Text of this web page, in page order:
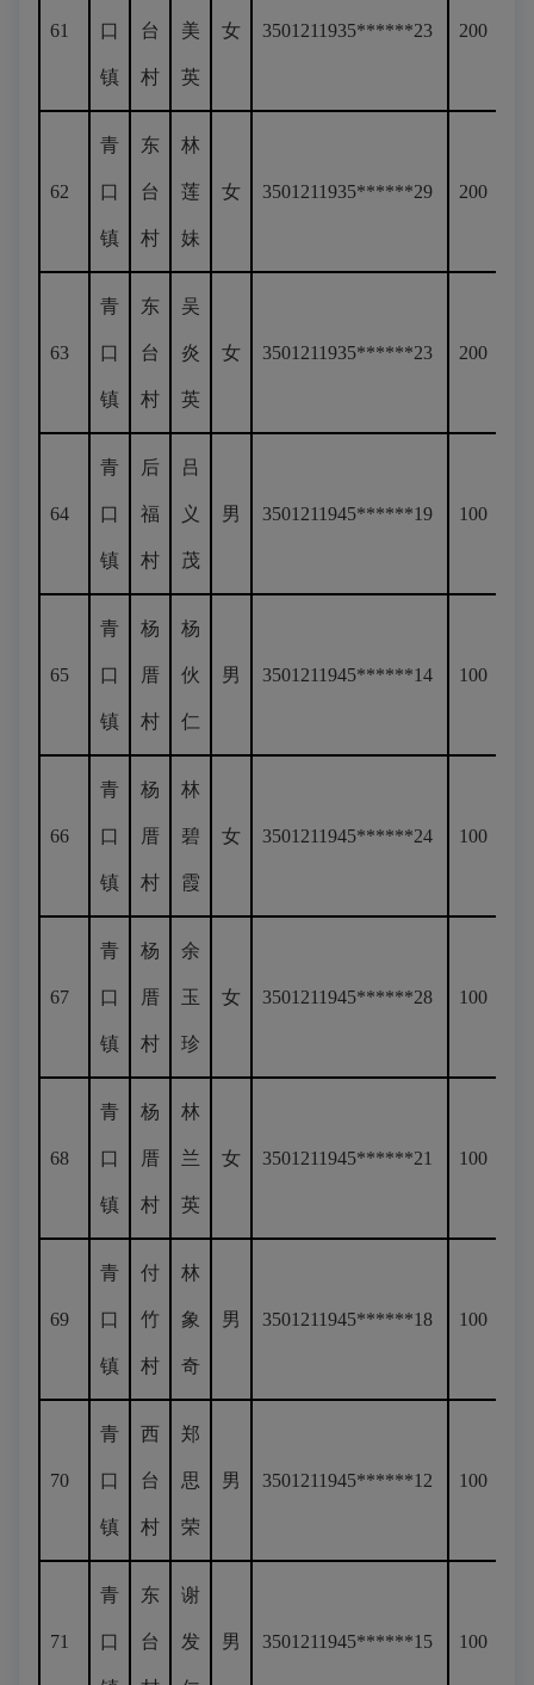
61 口
镇
台
村
美
英
女 3501211935******23 200
62
青
口
镇
东
台
村
林
莲
妹
女 3501211935******29 200
63
青
口
镇
东
台
村
吴
炎
英
女 3501211935******23 200
64
青
口
镇
后
福
村
吕
义
茂
男 3501211945******19 100
65
青
口
镇
杨
厝
村
杨
伙
仁
男 3501211945******14 100
66
青
口
镇
杨
厝
村
林
碧
霞
女 3501211945******24 100
67
青
口
镇
杨
厝
村
余
玉
珍
女 3501211945******28 100
68
青
口
镇
杨
厝
村
林
兰
英
女 3501211945******21 100
69
青
口
镇
付
竹
村
林
象
奇
男 3501211945******18 100
70
青
口
镇
西
台
村
郑
思
荣
男 3501211945******12 100
71
青
口
东
台
谢
发 男 3501211945******15 100